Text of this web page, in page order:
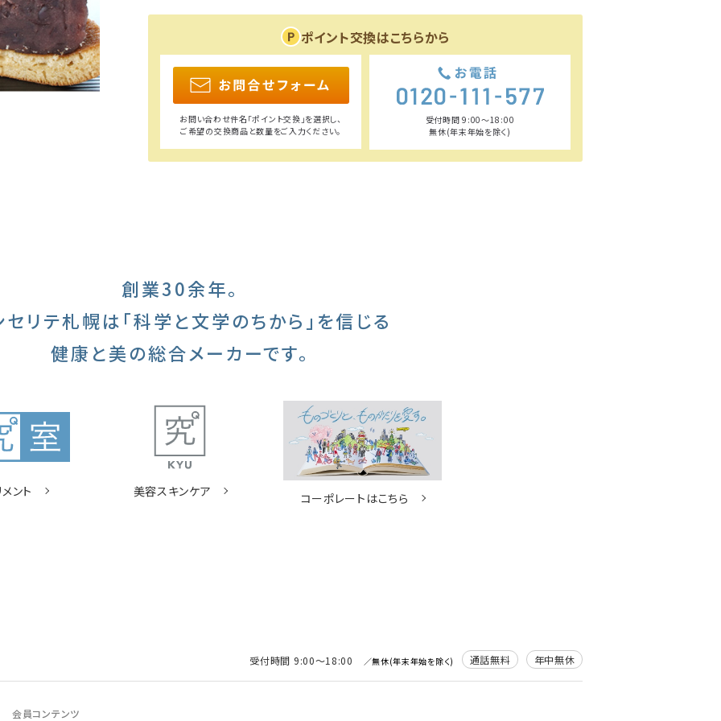
ポイント交換はこちらから
お問い合わせ件名「ポイント交換」を選択し、
ご希望の交換商品と数量をご入力ください。
受付時間 9:00〜18:00
無休(年末年始を除く)
創業30余年。
セリテ札幌は 「科学と文学のちから」を信じる
健康と美の総合メーカーです。
ント 美容スキンケア コーポレートはこちら
受付時間 9:00〜18:00 ／無休(年末年始を除く) 通話無料 年中無休
会員コンテンツ